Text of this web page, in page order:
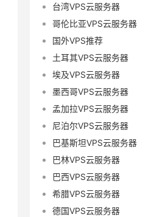
台湾VPS云服务器
哥伦比亚VPS云服务器
国外VPS推荐
土耳其VPS云服务器
埃及VPS云服务器
墨西哥VPS云服务器
孟加拉VPS云服务器
尼泊尔VPS云服务器
巴基斯坦VPS云服务器
巴林VPS云服务器
巴西VPS云服务器
希腊VPS云服务器
德国VPS云服务器